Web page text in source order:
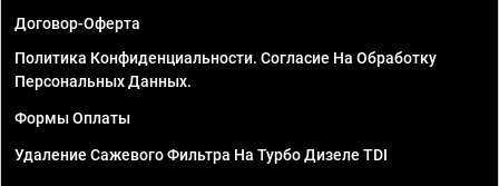
Договор-Оферта
Политика Конфиденциальности. Согласие На Обработку
Персональных Данных.
Формы Оплаты
Удаление Сажевого Фильтра На Турбо Дизеле TDI